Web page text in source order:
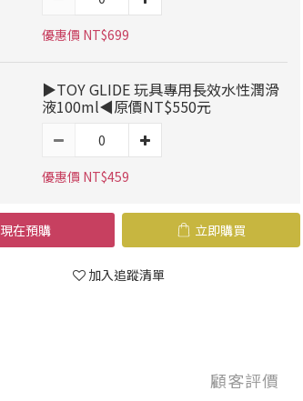
優惠價 NT$699
▶TOY GLIDE 玩具專用長效水性潤滑
液100ml◀原價NT$550元
優惠價 NT$459
現在預購 立即購買
加入追蹤清單
顧客評價